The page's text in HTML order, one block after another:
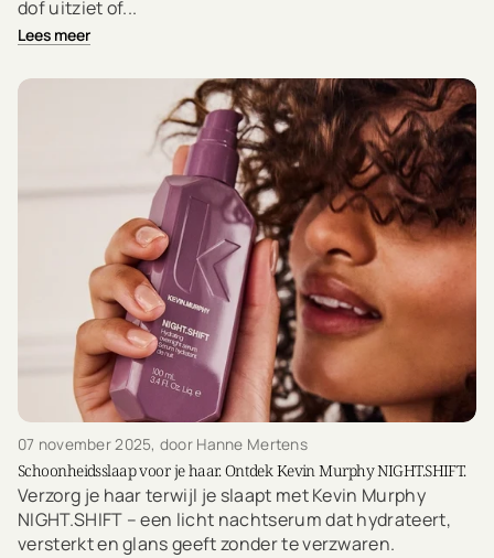
dof uitziet of...
Lees meer
07 november 2025, door Hanne Mertens
Schoonheidsslaap voor je haar. Ontdek Kevin Murphy NIGHT.SHIFT.
Verzorg je haar terwijl je slaapt met Kevin Murphy
NIGHT.SHIFT – een licht nachtserum dat hydrateert,
versterkt en glans geeft zonder te verzwaren.